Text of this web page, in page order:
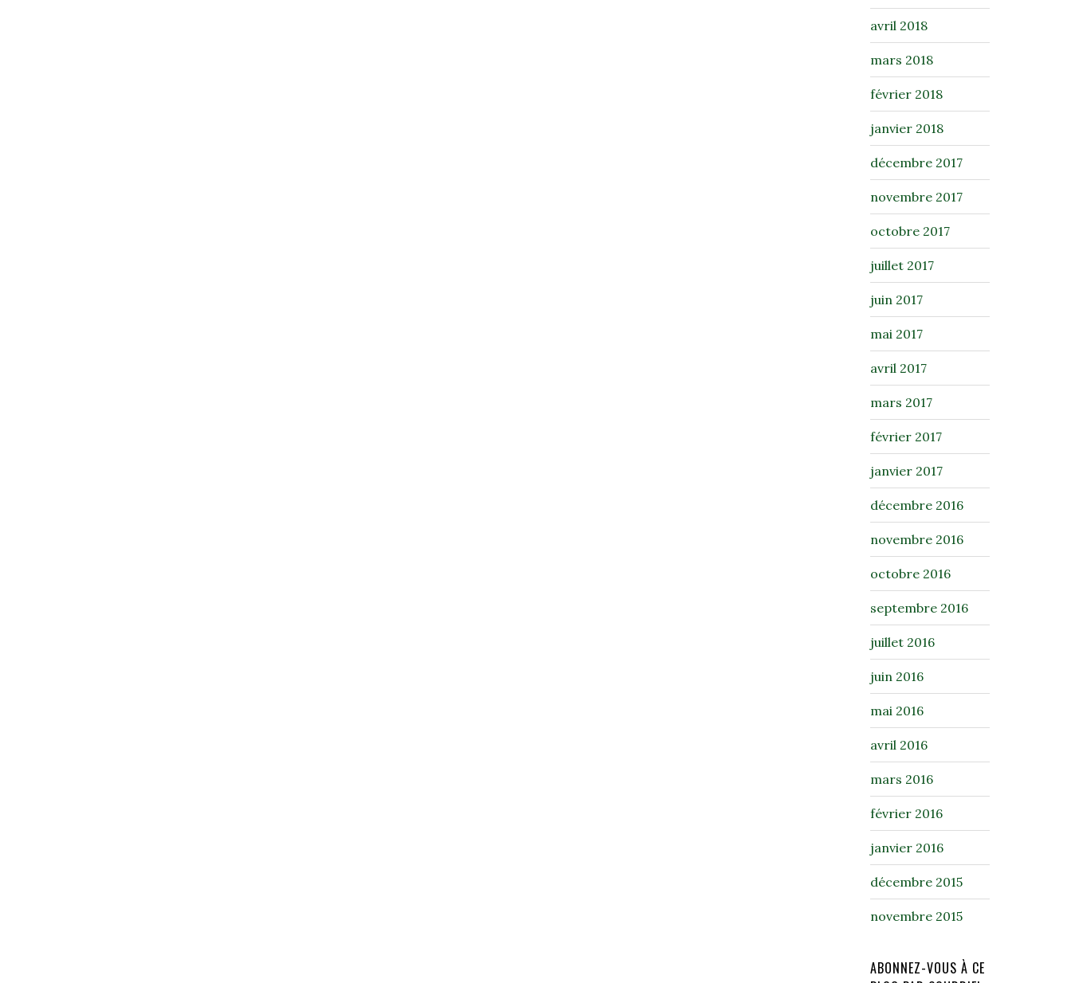
avril 2018
mars 2018
février 2018
janvier 2018
décembre 2017
novembre 2017
octobre 2017
juillet 2017
juin 2017
mai 2017
avril 2017
mars 2017
février 2017
janvier 2017
décembre 2016
novembre 2016
octobre 2016
septembre 2016
juillet 2016
juin 2016
mai 2016
avril 2016
mars 2016
février 2016
janvier 2016
décembre 2015
novembre 2015
ABONNEZ-VOUS À CE